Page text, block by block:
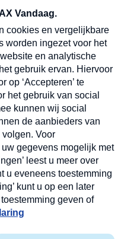
dinsdagochtend in
Verzend
op onze
in uw